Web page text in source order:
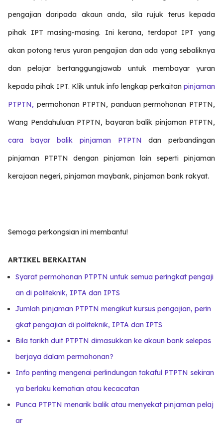
pengajian daripada akaun anda, sila rujuk terus kepada
pihak IPT masing-masing. Ini kerana, terdapat IPT yang
akan potong terus yuran pengajian dan ada yang sebaliknya
dan pelajar bertanggungjawab untuk membayar yuran
kepada pihak IPT. Klik untuk info lengkap perkaitan pinjaman
PTPTN, permohonan PTPTN, panduan permohonan PTPTN,
Wang Pendahuluan PTPTN, bayaran balik pinjaman PTPTN,
cara bayar balik pinjaman PTPTN dan perbandingan
pinjaman PTPTN dengan pinjaman lain seperti pinjaman
kerajaan negeri, pinjaman maybank, pinjaman bank rakyat.
Semoga perkongsian ini membantu!
ARTIKEL BERKAITAN
Syarat permohonan PTPTN untuk semua peringkat pengaji
an di politeknik, IPTA dan IPTS
Jumlah pinjaman PTPTN mengikut kursus pengajian, perin
gkat pengajian di politeknik, IPTA dan IPTS
Bila tarikh duit PTPTN dimasukkan ke akaun bank selepas
berjaya dalam permohonan?
Info penting mengenai perlindungan takaful PTPTN sekiran
ya berlaku kematian atau kecacatan
Punca PTPTN menarik balik atau menyekat pinjaman pelaj
ar